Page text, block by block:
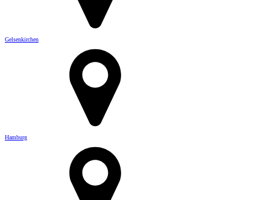
Gelsenkirchen
Hamburg